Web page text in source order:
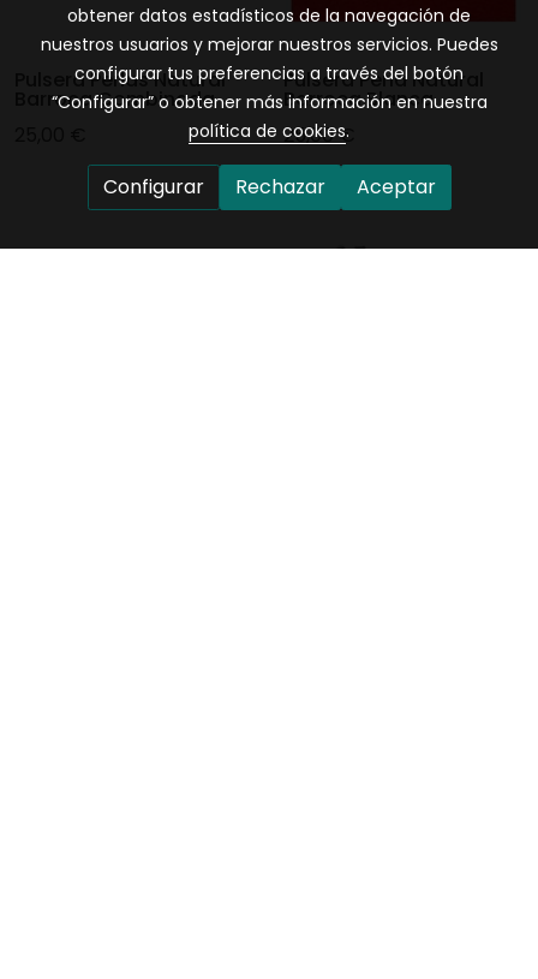
Pulsera Perlas Natural
Barroca Combinada
Pulsera Perla Natural
Barroca Blanca.
25,00 €
obtener datos estadísticos de la navegación de
nuestros usuarios y mejorar nuestros servicios. Puedes
configurar tus preferencias a través del botón
“Configurar” o obtener más información en nuestra
política de cookies.
Configurar Rechazar Aceptar